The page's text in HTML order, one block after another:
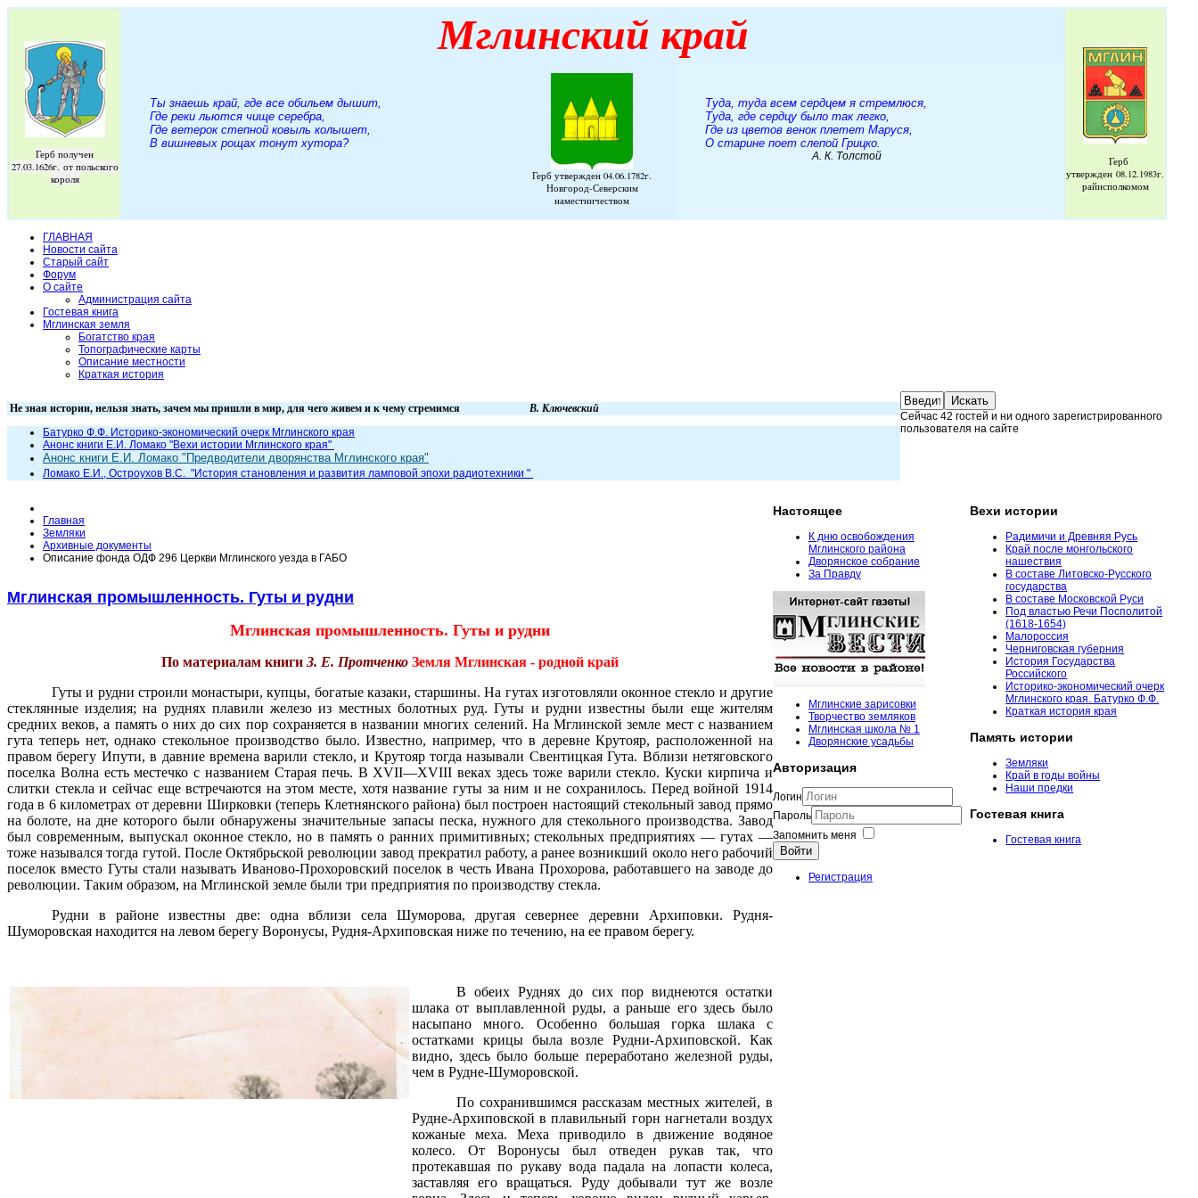
Герб получен
27.03.1626г. от польского
короля
Мглинский край
Герб
утвержден 08.12.1983г.
райисполкомом
Ты знаешь край, где все обильем дышит,
Где реки льются чище серебра,
Где ветерок степной ковыль колышет,
В вишневых рощах тонут хутора?
Герб утвержден 04.06.1782г.
Новгород-Северским
наместничеством
Туда, туда всем сердцем я стремлюся,
Туда, где сердцу было так легко,
Где из цветов венок плетет Маруся,
О старине поет слепой Грицко.
А. К. Толстой
ГЛАВНАЯ
Новости сайта
Старый сайт
Форум
О сайте
Администрация сайта
Гостевая книга
Мглинская земля
Богатство края
Топографические карты
Описание местности
Краткая история
Не зная истории, нельзя знать, зачем мы пришли в мир, для чего живем и к чему стремимся В. Ключевский
Батурко Ф.Ф. Историко-экономический очерк Мглинского края
Анонс книги Е.И. Ломако "Вехи истории Мглинского края"
Анонс книги Е.И. Ломако "Предводители дворянства Мглинского края"
Ломако Е.И., Остроухов В.С. "История становления и развития ламповой эпохи радиотехники "
Главная
Земляки
Архивные документы
Описание фонда ОДФ 296 Церкви Мглинского уезда в ГАБО
Мглинская промышленность. Гуты и рудни
Мглинская промышленность. Гуты и рудни
По материалам книги З. Е. ПротченкоЗемля Мглинская - родной край
Гуты и рудни строили монастыри, купцы, богатые казаки, старшины. На гутах изготовляли оконное стекло и другие
стеклянные изделия; на руднях плавили железо из местных болотных руд. Гуты и рудни известны были еще жителям
средних веков, а память о них до сих пор сохраняется в названии многих селений. На Мглинской земле мест с названием
гута теперь нет, однако стекольное производство было. Известно, например, что в деревне Крутояр, расположенной на
правом берегу Ипути, в давние времена варили стекло, и Крутояр тогда называли Свентицкая Гута. Вблизи нетяговского
поселка Волна есть местечко с названием Старая печь. В XVII—XVIII веках здесь тоже варили стекло. Куски кирпича и
слитки стекла и сейчас еще встречаются на этом месте, хотя название гуты за ним и не сохранилось. Перед войной 1914
года в 6 километрах от деревни Ширковки (теперь Клетнянского района) был построен настоящий стекольный завод прямо
на болоте, на дне которого были обнаружены значительные запасы песка, нужного для стекольного производства. Завод
был современным, выпускал оконное стекло, но в память о ранних примитивных; стекольных предприятиях — гутах —
тоже назывался тогда гутой. После Октябрьской революции завод прекратил работу, а ранее возникший около него рабочий
поселок вместо Гуты стали называть Иваново-Прохоровский поселок в честь Ивана Прохорова, работавшего на заводе до
революции. Таким образом, на Мглинской земле были три предприятия по производству стекла.
Рудни в районе известны две: одна вблизи села Шуморова, другая севернее деревни Архиповки. Рудня-
Шуморовская находится на левом берегу Воронусы, Рудня-Архиповская ниже по течению, на ее правом берегу.
В обеих Руднях до сих пор виднеются остатки
шлака от выплавленной руды, а раньше его здесь было
насыпано много. Особенно большая горка шлака с
остатками крицы была возле Рудни-Архиповской. Как
видно, здесь было больше переработано железной руды,
чем в Рудне-Шуморовской.
По сохранившимся рассказам местных жителей, в
Рудне-Архиповской в плавильный горн нагнетали воздух
кожаные меха. Меха приводило в движение водяное
колесо. От Воронусы был отведен рукав так, что
протекавшая по рукаву вода падала на лопасти колеса,
заставляя его вращаться. Руду добывали тут же возле
Настоящее
К дню освобождения
Мглинского района
Дворянское собрание
За Правду
Мглинские зарисовки
Творчество земляков
Мглинская школа № 1
Дворянские усадьбы
Авторизация
Логин
Пароль
Запомнить меня
Войти
Регистрация
Вехи истории
Радимичи и Древняя Русь
Край после монгольского
нашествия
В составе Литовско-Русского
государства
В составе Московской Руси
Под властью Речи Посполитой
(1618-1654)
Малороссия
Черниговская губерния
История Государства
Российского
Историко-экономический очерк
Мглинского края. Батурко Ф.Ф.
Краткая история края
Память истории
Земляки
Край в годы войны
Наши предки
Гостевая книга
Гостевая книга
Сейчас 42 гостей и ни одного зарегистрированного
пользователя на сайте